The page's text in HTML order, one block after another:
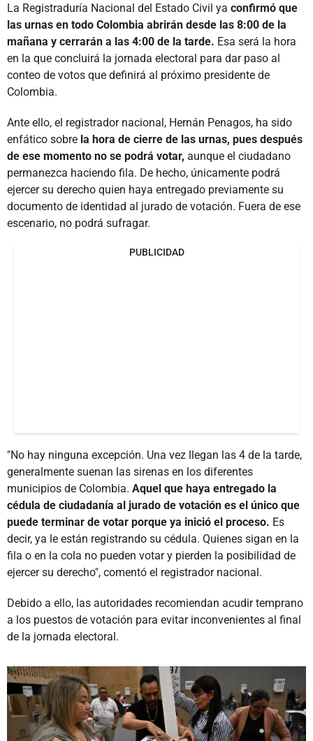
La Registraduría Nacional del Estado Civil ya confirmó que
las urnas en todo Colombia abrirán desde las 8:00 de la
mañana y cerrarán a las 4:00 de la tarde. Esa será la hora
en la que concluirá la jornada electoral para dar paso al
conteo de votos que definirá al próximo presidente de
Colombia.
Ante ello, el registrador nacional, Hernán Penagos, ha sido
enfático sobre la hora de cierre de las urnas, pues después
de ese momento no se podrá votar, aunque el ciudadano
permanezca haciendo fila. De hecho, únicamente podrá
ejercer su derecho quien haya entregado previamente su
documento de identidad al jurado de votación. Fuera de ese
escenario, no podrá sufragar.
PUBLICIDAD
"No hay ninguna excepción. Una vez llegan las 4 de la tarde,
generalmente suenan las sirenas en los diferentes
municipios de Colombia. Aquel que haya entregado la
cédula de ciudadanía al jurado de votación es el único que
puede terminar de votar porque ya inició el proceso. Es
decir, ya le están registrando su cédula. Quienes sigan en la
fila o en la cola no pueden votar y pierden la posibilidad de
ejercer su derecho", comentó el registrador nacional.
Debido a ello, las autoridades recomiendan acudir temprano
a los puestos de votación para evitar inconvenientes al final
de la jornada electoral.